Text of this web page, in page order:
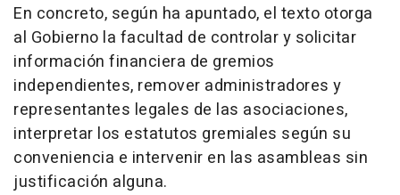
En concreto, según ha apuntado, el texto otorga
al Gobierno la facultad de controlar y solicitar
información financiera de gremios
independientes, remover administradores y
representantes legales de las asociaciones,
interpretar los estatutos gremiales según su
conveniencia e intervenir en las asambleas sin
justificación alguna.